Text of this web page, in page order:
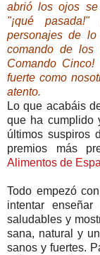
abrió los ojos
"¡qué
personajes de
comando de los
Comando
fuerte como
atento.
Lo que acabáis
que ha cumplido
últimos suspiros
premios más
Alimentos de
Todo empezó
intentar
saludables y
sana, natural y
sanos y fuertes.